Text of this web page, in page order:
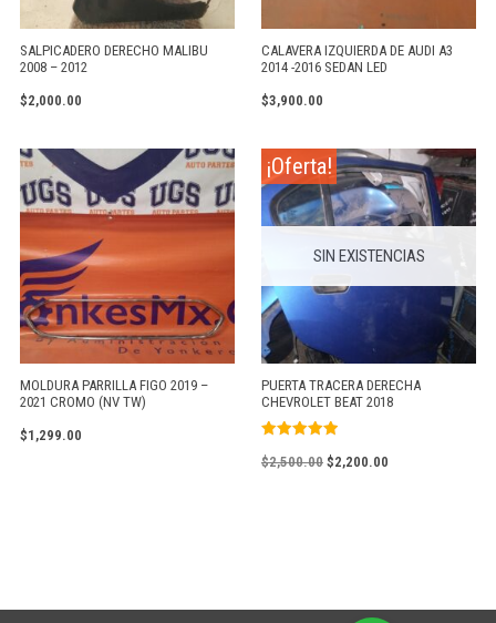
SALPICADERO DERECHO MALIBU
2008 – 2012
$2,000.00
CALAVERA IZQUIERDA DE AUDI A3
2014 -2016 SEDAN LED
$3,900.00
MOLDURA PARRILLA FIGO 2019 –
2021 CROMO (NV TW)
$1,299.00
¡Oferta!
SIN EXISTENCIAS
PUERTA TRACERA DERECHA
CHEVROLET BEAT 2018
con
$2,500.00 $2,200.00